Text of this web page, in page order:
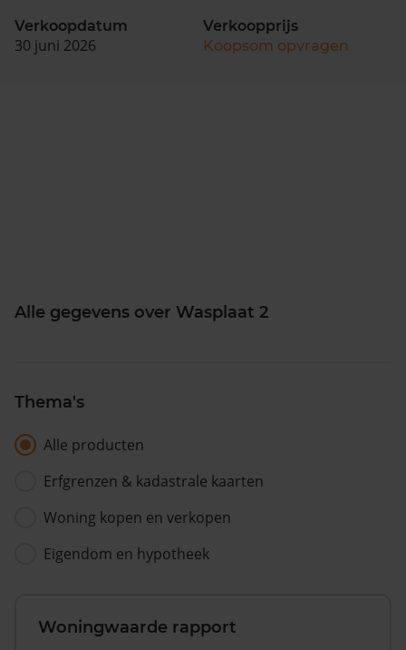
Verkoopdatum
30 juni 2026
Verkoopprijs
Koopsom opvragen
Alle gegevens over Wasplaat 2
Thema's
Alle producten
Erfgrenzen & kadastrale kaarten
Woning kopen en verkopen
Eigendom en hypotheek
Woningwaarde rapport